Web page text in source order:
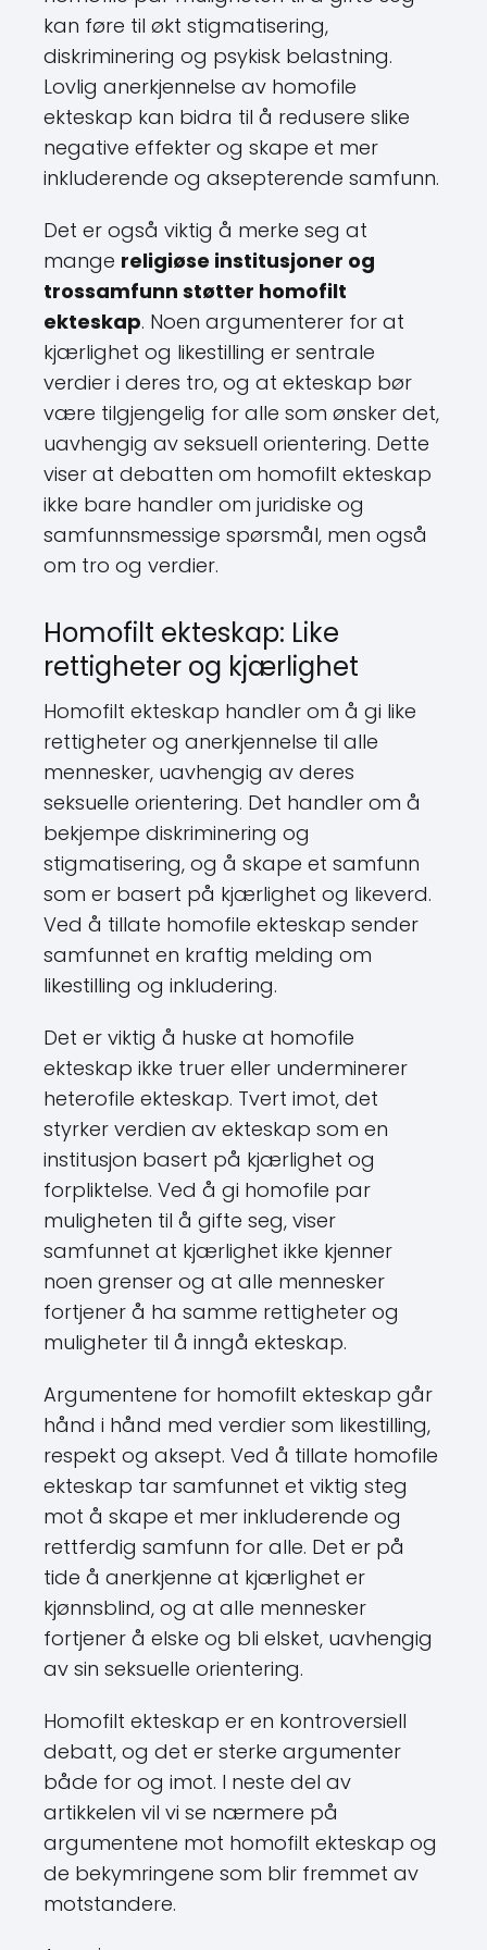
kan føre til økt stigmatisering,
diskriminering og psykisk belastning.
Lovlig anerkjennelse av homofile
ekteskap kan bidra til å redusere slike
negative effekter og skape et mer
inkluderende og aksepterende samfunn.
Det er også viktig å merke seg at
mange religiøse institusjoner og
trossamfunn støtter homofilt
ekteskap. Noen argumenterer for at
kjærlighet og likestilling er sentrale
verdier i deres tro, og at ekteskap bør
være tilgjengelig for alle som ønsker det,
uavhengig av seksuell orientering. Dette
viser at debatten om homofilt ekteskap
ikke bare handler om juridiske og
samfunnsmessige spørsmål, men også
om tro og verdier.
Homofilt ekteskap: Like
rettigheter og kjærlighet
Homofilt ekteskap handler om å gi like
rettigheter og anerkjennelse til alle
mennesker, uavhengig av deres
seksuelle orientering. Det handler om å
bekjempe diskriminering og
stigmatisering, og å skape et samfunn
som er basert på kjærlighet og likeverd.
Ved å tillate homofile ekteskap sender
samfunnet en kraftig melding om
likestilling og inkludering.
Det er viktig å huske at homofile
ekteskap ikke truer eller underminerer
heterofile ekteskap. Tvert imot, det
styrker verdien av ekteskap som en
institusjon basert på kjærlighet og
forpliktelse. Ved å gi homofile par
muligheten til å gifte seg, viser
samfunnet at kjærlighet ikke kjenner
noen grenser og at alle mennesker
fortjener å ha samme rettigheter og
muligheter til å inngå ekteskap.
Argumentene for homofilt ekteskap går
hånd i hånd med verdier som likestilling,
respekt og aksept. Ved å tillate homofile
ekteskap tar samfunnet et viktig steg
mot å skape et mer inkluderende og
rettferdig samfunn for alle. Det er på
tide å anerkjenne at kjærlighet er
kjønnsblind, og at alle mennesker
fortjener å elske og bli elsket, uavhengig
av sin seksuelle orientering.
Homofilt ekteskap er en kontroversiell
debatt, og det er sterke argumenter
både for og imot. I neste del av
artikkelen vil vi se nærmere på
argumentene mot homofilt ekteskap og
de bekymringene som blir fremmet av
motstandere.